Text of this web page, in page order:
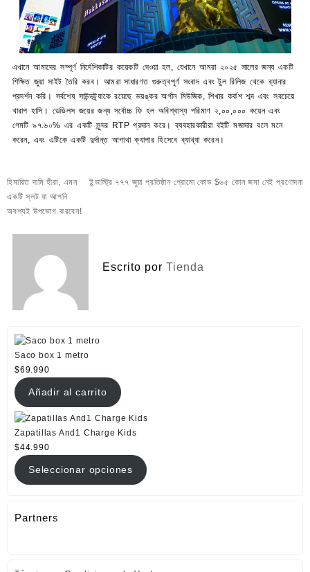
এখানে আমাদের সম্পূর্ণ নির্দেশিকাটির কয়েকটি দেওয়া হল, যেখানে আমরা ২০২৫ সালের জন্য একটি
শিক্ষিত জুয়া সাইট তৈরি করব। আমরা সাধারণত গুরুত্বপূর্ণ সংবাদ এবং টুল রিলিজ থেকে ব্যানার
প্রদর্শন করি। সর্বশেষ সাউন্ডট্র্যাকে রয়েছে ভয়ঙ্কর অর্গান মিউজিক, শিখার কর্কশ শব্দ এবং সবচেয়ে
খারাপ হাসি। ডেভিলস জয়ের জন্য সর্বোচ্চ ফি হল অবিশ্বাস্য পরিমাণ ২,০০,০০০ কয়েন এবং
গেমটি ৯৭.৬০% এর একটি সুন্দর RTP প্রদান করে। ব্যবহারকারীরা বইটি মজাদার বলে মনে
করেন, এবং এটিকে একটি দুর্দান্ত আগাথা ক্যাপার হিসেবে ব্যাখ্যা করেন।
Navegación
de
entradas
হিমায়িত দামি হীরা, এমন
একটি স্লট যা আপনি
অবশ্যই উপভোগ করবেন!
ইন্ডাস্ট্রি ৭৭৭ জুয়া প্রতিষ্ঠান প্রোমো কোড $৬৫ কোন জমা নেই প্রণোদনা
Escrito por Tienda
Saco box 1 metro
$69.990
Añadir al carrito
Zapatillas And1 Charge Kids
$44.990
Seleccionar opciones
Partners